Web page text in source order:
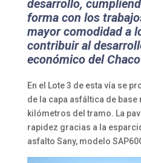
desarrollo,
forma con los
mayor comodidad a
contribuir al
económico del
En el Lote 3 de esta vía se
de la capa asfáltica de base
kilómetros del tramo. La
rapidez gracias a la
asfalto Sany, modelo